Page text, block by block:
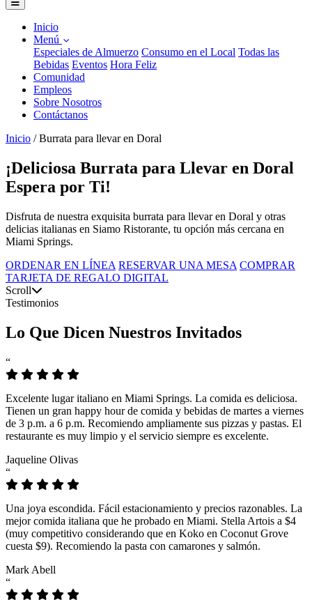
Inicio
Menú
Especiales de Almuerzo Consumo en el Local Todas las
Bebidas Eventos Hora Feliz
Comunidad
Empleos
Sobre Nosotros
Contáctanos
Inicio / Burrata para llevar en Doral
¡Deliciosa Burrata para Llevar en Doral
Espera por Ti!
Disfruta de nuestra exquisita burrata para llevar en Doral y otras
delicias italianas en Siamo Ristorante, tu opción más cercana en
Miami Springs.
ORDENAR EN LÍNEA RESERVAR UNA MESA COMPRAR
TARJETA DE REGALO DIGITAL
Scroll
Testimonios
Lo Que Dicen Nuestros Invitados
“
Excelente lugar italiano en Miami Springs. La comida es deliciosa.
Tienen un gran happy hour de comida y bebidas de martes a viernes
de 3 p.m. a 6 p.m. Recomiendo ampliamente sus pizzas y pastas. El
restaurante es muy limpio y el servicio siempre es excelente.
Jaqueline Olivas
“
Una joya escondida. Fácil estacionamiento y precios razonables. La
mejor comida italiana que he probado en Miami. Stella Artois a $4
(muy competitivo considerando que en Koko en Coconut Grove
cuesta $9). Recomiendo la pasta con camarones y salmón.
Mark Abell
“